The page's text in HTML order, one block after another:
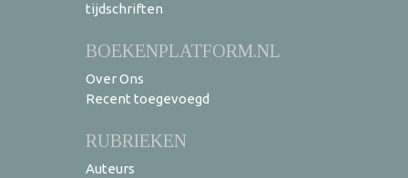
tijdschriften
BOEKENPLATFORM.NL
Over Ons
Recent toegevoegd
RUBRIEKEN
Auteurs